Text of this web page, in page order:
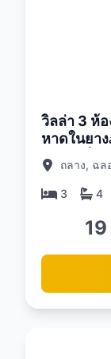
วิลล่า 3 ห้
หาดในยา
คอมเพล็กซ์
ถลาง, ฉล
3 4